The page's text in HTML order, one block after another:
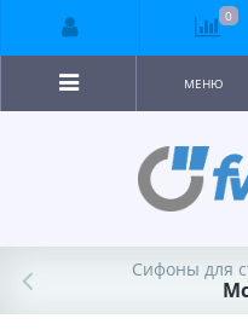
МЕНЮ
Сифоны для
0